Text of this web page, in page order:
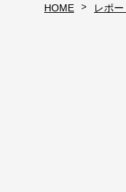
HOME > レポー